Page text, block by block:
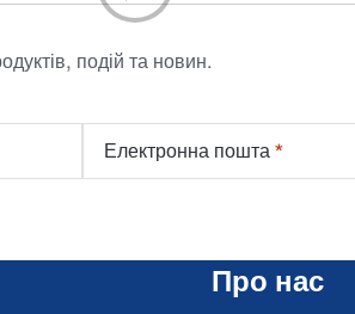
подій та новин.
Електронна пошта*
Про нас